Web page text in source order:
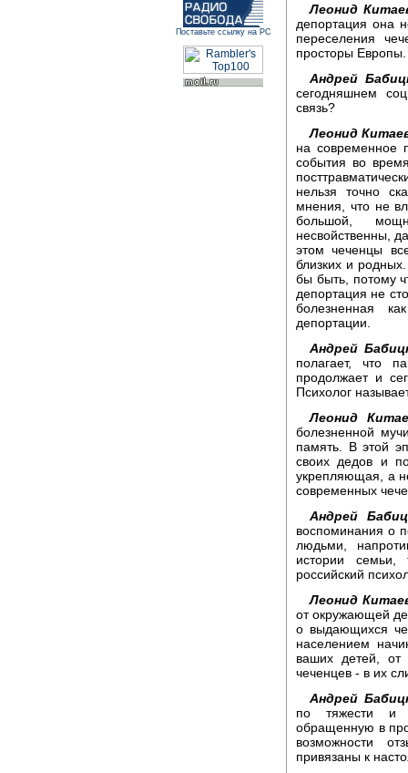
Поставьте ссылку на РС
Леонид
депортация она
переселения
просторы Европы.
Андрей
сегодняшнем
связь?
Леонид
на современное
события во
нельзя точно
мнения, что не
большой,
несвойственны,
этом чеченцы
близких и
бы быть, потому
депортация не
болезненная
депортации.
Андрей
полагает, что
продолжает и
Психолог
Леонид
болезненной
память. В этой
своих дедов и
укрепляющая, а
современных
Андрей
воспоминания о
людьми,
истории семьи,
российский
Леонид
от окружающей
о выдающихся
населением
ваших детей,
чеченцев - в их
Андрей
по тяжести и
обращенную в
возможности
привязаны к